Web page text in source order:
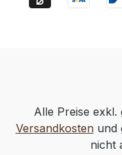
Alle Preise
Versandkostenund
nicht